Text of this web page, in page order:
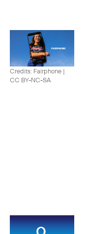
Credits: Fairphone |
CC BY-NC-SA